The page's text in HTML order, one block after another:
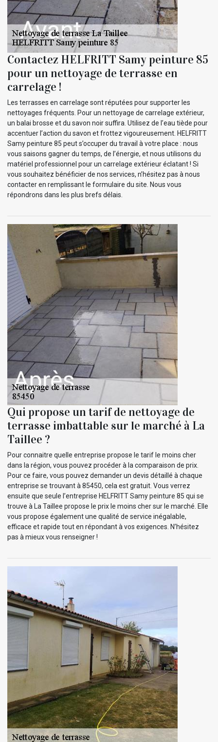
Contactez HELFRITT Samy peinture 85
pour un nettoyage de terrasse en
carrelage !
Les terrasses en carrelage sont réputées pour supporter les
nettoyages fréquents. Pour un nettoyage de carrelage extérieur,
un balai brosse et du savon noir suffira. Utilisez de l’eau tiède pour
accentuer l’action du savon et frottez vigoureusement. HELFRITT
Samy peinture 85 peut s’occuper du travail à votre place : nous
vous saisons gagner du temps, de l’énergie, et nous utilisons du
matériel professionnel pour un carrelage extérieur éclatant ! Si
vous souhaitez bénéficier de nos services, n’hésitez pas à nous
contacter en remplissant le formulaire du site. Nous vous
répondrons dans les plus brefs délais.
Qui propose un tarif de nettoyage de
terrasse imbattable sur le marché à La
Taillee ?
Pour connaitre quelle entreprise propose le tarif le moins cher
dans la région, vous pouvez procéder à la comparaison de prix.
Pour ce faire, vous pouvez demander un devis détaillé à chaque
entreprise se trouvant à 85450, cela est gratuit. Vous verrez
ensuite que seule l’entreprise HELFRITT Samy peinture 85 qui se
trouve à La Taillee propose le prix le moins cher sur le marché. Elle
vous propose également une qualité de service inégalable,
efficace et rapide tout en répondant à vos exigences. N’hésitez
pas à mieux vous renseigner !